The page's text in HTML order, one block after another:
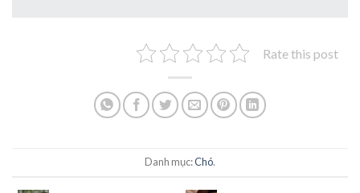
Rate this post
Danh mục:Chó.